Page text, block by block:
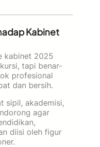
Kabinet
kabinet 2025
tapi benar-
profesional
dan bersih.
sipil, akademisi,
agar
diisi oleh figur